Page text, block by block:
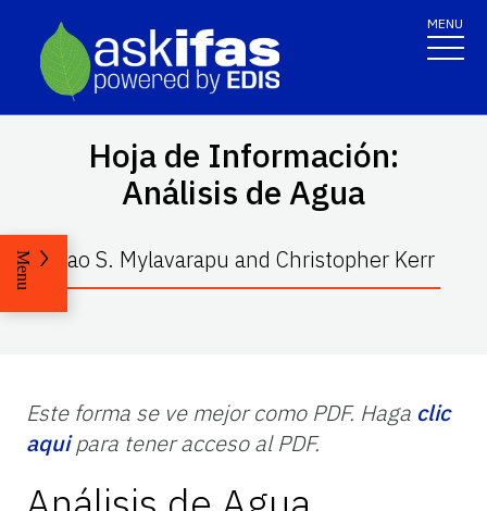
MENU
Hoja de Información:
Análisis de Agua
Rao S. Mylavarapu and Christopher Kerr
Menu
Este forma se ve mejor como PDF. Haga clic
aquipara tener acceso al PDF.